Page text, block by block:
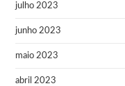
julho 2023
junho 2023
maio 2023
abril 2023